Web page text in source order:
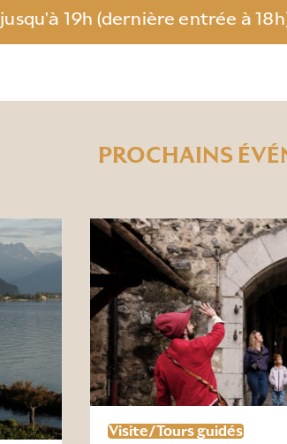
19h (dernière entrée à
PROCHAINS
Visite/Tours guidés